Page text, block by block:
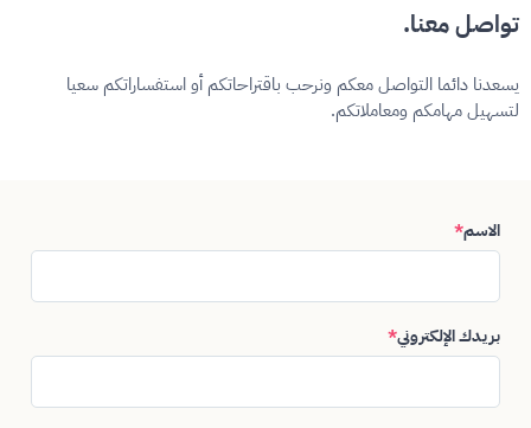
تواصل معنا.
يسعدنا دائما التواصل معكم ونرحب باقتراحاتكم أو استفساراتكم سعيا
لتسهيل مهامكم ومعاملاتكم.
الاسم*
بريدك الإلكتروني*